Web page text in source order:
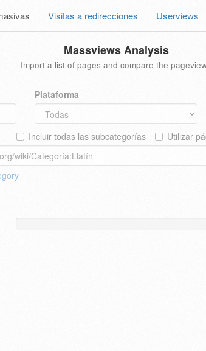
Visitas a redirecciones Userviews
Massviews Analysis
Import a list of pages and compare the
Plataforma
Utilizar
Incluir todas las subcategorías